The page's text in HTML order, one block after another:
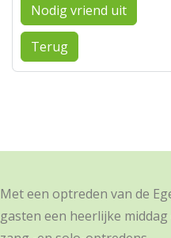
Nodig vriend uit
Terug
Met een optreden van de
gasten een heerlijke